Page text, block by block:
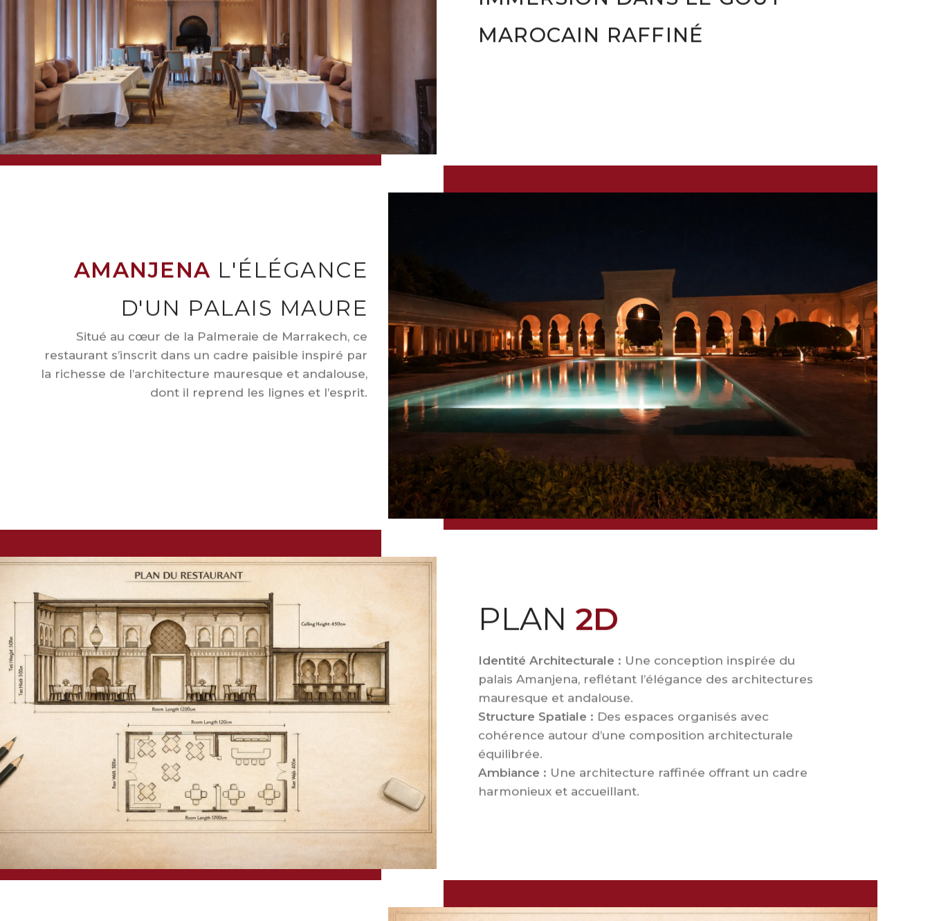
MAROCAIN RAFFINÉ
AMANJENA L'ÉLÉGANCE
D'UN PALAIS MAURE
Situé au cœur de la Palmeraie de Marrakech, ce
restaurant s’inscrit dans un cadre paisible inspiré par
la richesse de l’architecture mauresque et andalouse,
dont il reprend les lignes et l’esprit.
PLAN 2D
Identité Architecturale : Une conception inspirée du
palais Amanjena, reflétant l’élégance des architectures
mauresque et andalouse.
Structure Spatiale : Des espaces organisés avec
cohérence autour d’une composition architecturale
équilibrée.
Ambiance : Une architecture raffinée offrant un cadre
harmonieux et accueillant.